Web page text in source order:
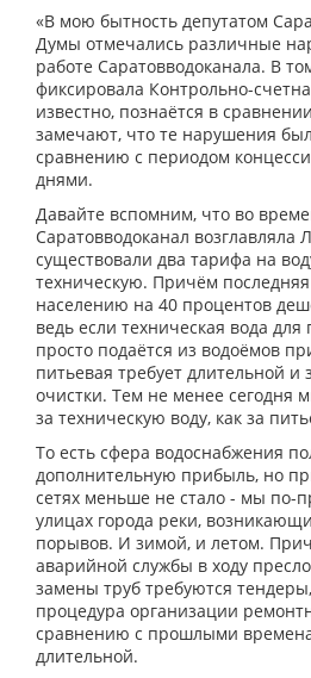
«В мою бытность депутатом
Думы отмечались различные
работе Саратовводоканала. В
фиксировала Контрольно-
известно, познаётся в
замечают, что те нарушения
сравнению с периодом
днями.
Давайте вспомним, что во
Саратовводоканал возглавляла
существовали два тарифа на
техническую. Причём
населению на 40 процентов
ведь если техническая вода для
просто подаётся из водоёмов
питьевая требует длительной и
очистки. Тем не менее сегодня
за техническую воду, как за
То есть сфера водоснабжения
дополнительную прибыль, но
сетях меньше не стало - мы по-
улицах города реки,
порывов. И зимой, и летом.
аварийной службы в ходу
замены труб требуются
процедура организации
сравнению с прошлыми
длительной.